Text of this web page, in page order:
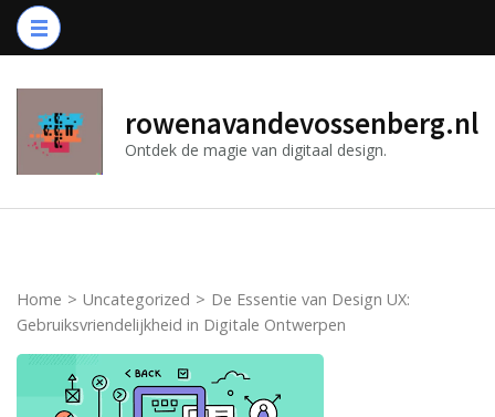
Ga
naar
(druk
Enter)
rowenavandevossenberg.nl
Ontdek de magie van digitaal design.
Home > Uncategorized > De Essentie van Design UX:
Gebruiksvriendelijkheid in Digitale Ontwerpen